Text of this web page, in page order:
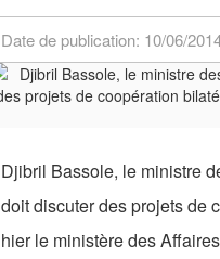
Date de publication: 10/06/
Djibril Bassole, le ministre
doit discuter des projets de
hier le ministère des